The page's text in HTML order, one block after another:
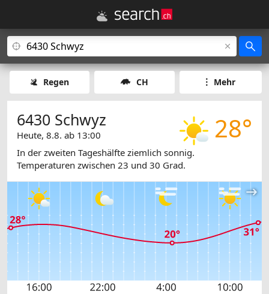
Regen CH Mehr
28°
6430 Schwyz
Heute, 8.8. ab 13:00
In der zweiten Tageshälfte ziemlich sonnig.
Temperaturen zwischen 23 und 30 Grad.